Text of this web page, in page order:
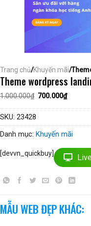
Trang chủ/Khuyến mãi/
Theme wordpress
1.000.000₫ Giá
là:
700.000₫Giá
hiện
tại
SKU: 23428
Danh mục: Khuyến mãi
[devvn_quickbuy]
MẪU WEB ĐẸP KHÁC: